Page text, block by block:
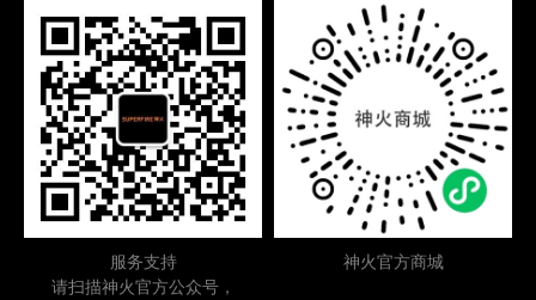
服务支持
请扫描神火官方公众号，
神火官方商城